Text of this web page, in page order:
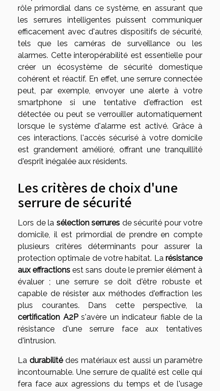
rôle primordial dans ce système, en assurant que
les serrures intelligentes puissent communiquer
efficacement avec d'autres dispositifs de sécurité,
tels que les caméras de surveillance ou les
alarmes. Cette interopérabilité est essentielle pour
créer un écosystème de sécurité domestique
cohérent et réactif. En effet, une serrure connectée
peut, par exemple, envoyer une alerte à votre
smartphone si une tentative d'effraction est
détectée ou peut se verrouiller automatiquement
lorsque le système d'alarme est activé. Grâce à
ces interactions, l'accès sécurisé à votre domicile
est grandement amélioré, offrant une tranquillité
d'esprit inégalée aux résidents.
Les critères de choix d'une
serrure de sécurité
Lors de la sélection serrures de sécurité pour votre
domicile, il est primordial de prendre en compte
plusieurs critères déterminants pour assurer la
protection optimale de votre habitat. La résistance
aux effractions est sans doute le premier élément à
évaluer ; une serrure se doit d'être robuste et
capable de résister aux méthodes d'effraction les
plus courantes. Dans cette perspective, la
certification A2Ps'avère un indicateur fiable de la
résistance d'une serrure face aux tentatives
d'intrusion.
La durabilitédes matériaux est aussi un paramètre
incontournable. Une serrure de qualité est celle qui
fera face aux agressions du temps et de l'usage